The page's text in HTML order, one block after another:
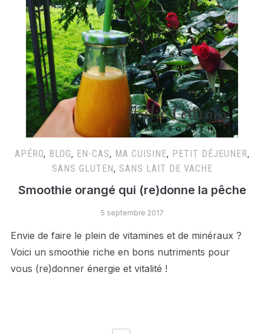
APÉRO, BLOG, EN-CAS, MA CUISINE, PETIT DÉJEUNER,
SANS GLUTEN, SANS LAIT DE VACHE
Smoothie orangé qui (re)donne la pêche
5 septembre 2017
Envie de faire le plein de vitamines et de minéraux ?
Voici un smoothie riche en bons nutriments pour
vous (re)donner énergie et vitalité !